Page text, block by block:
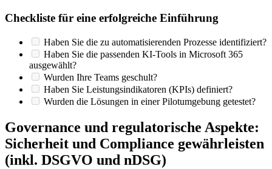
Checkliste für eine erfolgreiche Einführung
Haben Sie die zu automatisierenden Prozesse identifiziert?
Haben Sie die passenden KI-Tools in Microsoft 365
ausgewählt?
Wurden Ihre Teams geschult?
Haben Sie Leistungsindikatoren (KPIs) definiert?
Wurden die Lösungen in einer Pilotumgebung getestet?
Governance und regulatorische Aspekte:
Sicherheit und Compliance gewährleisten
(inkl. DSGVO und nDSG)